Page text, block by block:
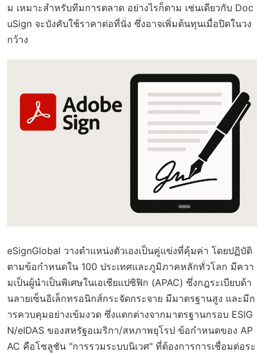
ม เหมาะสำหรับทีมการตลาด อย่างไรก็ตาม เช่นเดียวกับ Doc
uSign จะบังคับใช้ราคาต่อที่นั่ง ซึ่งอาจเพิ่มต้นทุนเมื่อปิดในวง
กว้าง
eSignGlobal วางตำแหน่งตัวเองเป็นคู่แข่งที่คุ้มค่า โดยปฏิบัติ
ตามข้อกำหนดใน 100 ประเทศและภูมิภาคหลักทั่วโลก มีควา
มเป็นผู้นำเป็นพิเศษในเอเชียแปซิฟิก (APAC) ซึ่งกฎระเบียบด้า
นลายเซ็นอิเล็กทรอนิกส์กระจัดกระจาย มีมาตรฐานสูง และมีก
ารควบคุมอย่างเข้มงวด ซึ่งแตกต่างจากมาตรฐานกรอบ ESIG
N/eIDAS ของสหรัฐอเมริกา/สหภาพยุโรป ข้อกำหนดของ AP
AC คือโซลูชัน "การรวมระบบนิเวศ" ที่ต้องการการเชื่อมต่อระ